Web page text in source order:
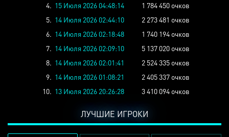
4. 15 Июля 2026 04:48:14
1 784 450 очков
5. 14 Июля 2026 02:44:10
2 273 481 очков
6. 14 Июля 2026 02:18:48
1 740 194 очков
7. 14 Июля 2026 02:09:10
5 137 020 очков
8. 14 Июля 2026 02:01:41
2 524 335 очков
9. 14 Июля 2026 01:08:21
2 405 337 очков
10. 13 Июля 2026 20:26:28 3 410 094 очков
ЛУЧШИЕ ИГРОКИ